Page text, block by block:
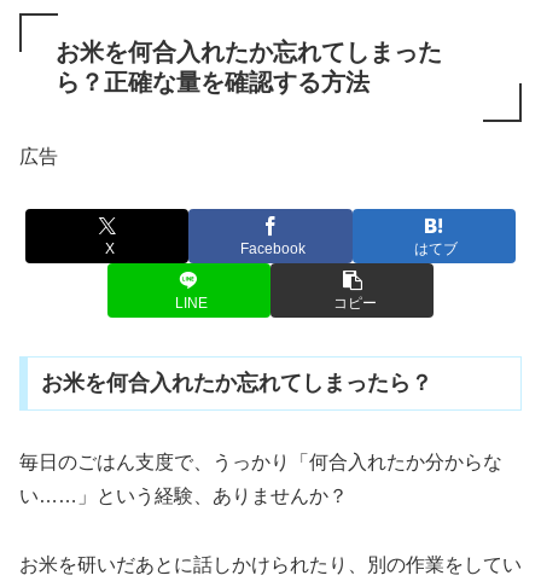
お米を何合入れたか忘れてしまった
ら？正確な量を確認する方法
広告
X Facebook はてブ
LINE コピー
お米を何合入れたか忘れてしまったら？
毎日のごはん支度で、うっかり「何合入れたか分からな
い……」という経験、ありませんか？
お米を研いだあとに話しかけられたり、別の作業をしてい